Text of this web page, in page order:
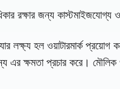
রক্ষার জন্য কাস্টমাইজযোগ্য
হল ওয়াটারমার্ক প্রয়োগ
ক্ষমতা প্রচার করে। মৌলিক